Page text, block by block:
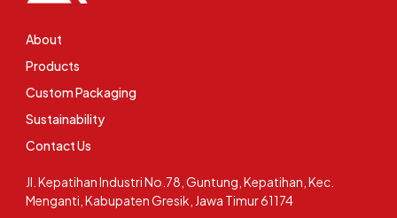
Jl. Kepatihan Industri No.78, Guntung, Kepatihan, Kec.
Menganti, Kabupaten Gresik, Jawa Timur 61174
About
Products
Custom Packaging
Sustainability
Contact Us